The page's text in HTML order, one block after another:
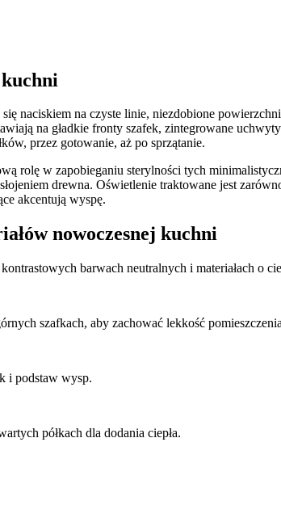
naciskiem na czyste linie, niezdobione
na gładkie fronty szafek, zintegrowane
przez gotowanie, aż po sprzątanie.
rolę w zapobieganiu sterylności tych
drewna. Oświetlenie traktowane jest
akcentują wyspę.
nowoczesnej kuchni
barwach neutralnych i materiałach o
szafkach, aby zachować lekkość
i podstaw wysp.
półkach dla dodania ciepła.